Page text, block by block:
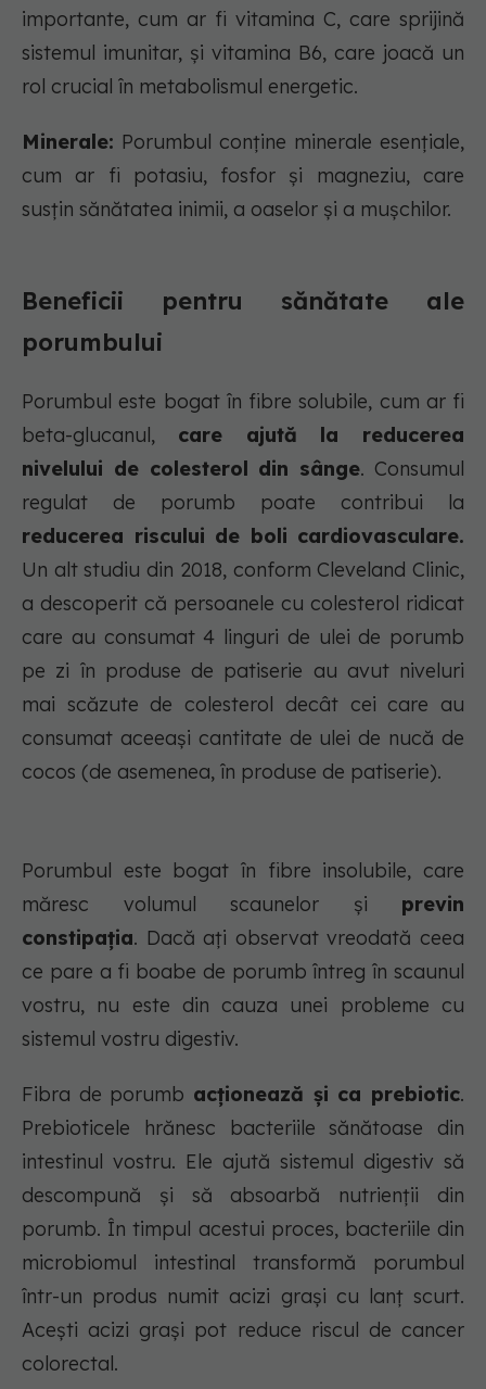
importante, cum ar fi vitamina C, care sprijină
sistemul imunitar, și vitamina B6, care joacă un
rol crucial în metabolismul energetic.
Minerale: Porumbul conține minerale esențiale,
cum ar fi potasiu, fosfor și magneziu, care
susțin sănătatea inimii, a oaselor și a mușchilor.
Beneficii pentru sănătate ale
porumbului
Porumbul este bogat în fibre solubile, cum ar fi
beta-glucanul, care ajută la reducerea
nivelului de colesterol din sânge. Consumul
regulat de porumb poate contribui la
reducerea riscului de boli cardiovasculare.
Un alt studiu din 2018, conform Cleveland Clinic,
a descoperit că persoanele cu colesterol ridicat
care au consumat 4 linguri de ulei de porumb
pe zi în produse de patiserie au avut niveluri
mai scăzute de colesterol decât cei care au
consumat aceeași cantitate de ulei de nucă de
cocos (de asemenea, în produse de patiserie).
Porumbul este bogat în fibre insolubile, care
măresc volumul scaunelor și previn
constipația. Dacă ați observat vreodată ceea
ce pare a fi boabe de porumb întreg în scaunul
vostru, nu este din cauza unei probleme cu
sistemul vostru digestiv.
Fibra de porumb acționează și ca prebiotic.
Prebioticele hrănesc bacteriile sănătoase din
intestinul vostru. Ele ajută sistemul digestiv să
descompună și să absoarbă nutrienții din
porumb. În timpul acestui proces, bacteriile din
microbiomul intestinal transformă porumbul
într-un produs numit acizi grași cu lanț scurt.
Acești acizi grași pot reduce riscul de cancer
colorectal.